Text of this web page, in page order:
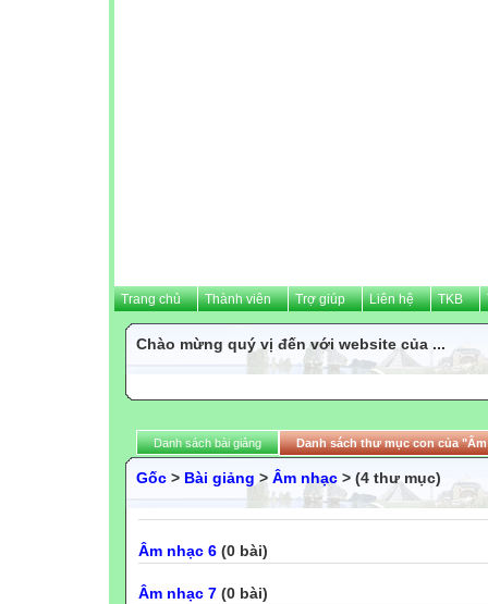
Trang chủ Thành viên Trợ giúp Liên hệ TKB
Chào mừng quý vị đến với website của ...
Danh sách bài giảng Danh sách thư mục con của
Gốc > Bài giảng > Âm nhạc > (4 thư mục)
Âm nhạc 6 (0 bài)
Âm nhạc 7 (0 bài)